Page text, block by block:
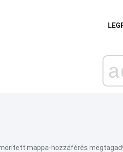
mappa-hozzáférés